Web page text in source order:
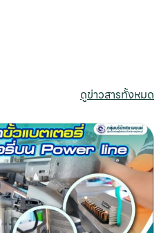
ดูข่าวสารทั้งหมดข
เ
กั
ติ